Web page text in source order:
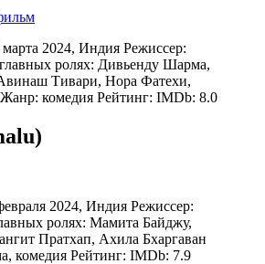
2024, Индия Режиссер:
ролях: Дивьенду Шарма,
Тивари, Нора Фатехи,
комедия Рейтинг: IMDb: 8.0
2024, Индия Режиссер:
ролях: Мамита Байджу,
Пратхап, Ахила Бхаргаван
комедия Рейтинг: IMDb: 7.9